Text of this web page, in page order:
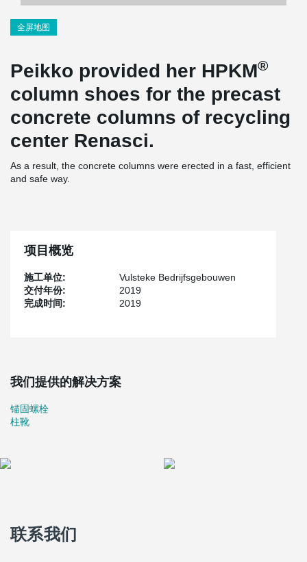
全屏地图
Peikko provided her HPKM®
column shoes for the precast
concrete columns of recycling
center Renasci.
As a result, the concrete columns were erected in a fast, efficient
and safe way.
项目概览
施工单位:
Vulsteke Bedrijfsgebouwen
交付年份:
2019
完成时间:
2019
我们提供的解决方案
锚固螺栓
柱靴
联系我们